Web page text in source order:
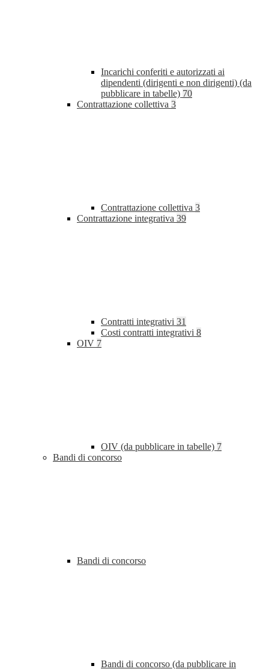
Incarichi conferiti e autorizzati ai
dipendenti (dirigenti e non dirigenti) (da
pubblicare in tabelle) 70
Contrattazione collettiva 3
Contrattazione collettiva 3
Contrattazione integrativa 39
Contratti integrativi 31
Costi contratti integrativi 8
OIV 7
OIV (da pubblicare in tabelle) 7
Bandi di concorso
Bandi di concorso
Bandi di concorso (da pubblicare in